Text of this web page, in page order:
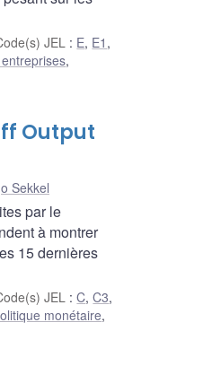
JEL : E, E1 ,
,
Output
Sekkel
par le
à montrer
15 dernières
JEL :C,C3,
monétaire,